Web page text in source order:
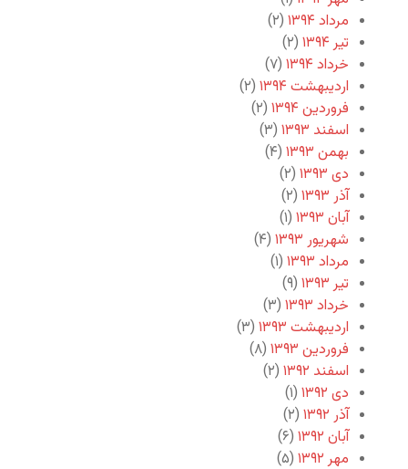
مرداد ۱۳۹۴
(۲)
تیر ۱۳۹۴
(۲)
خرداد ۱۳۹۴
(۷)
اردیبهشت ۱۳۹۴
(۲)
فروردین ۱۳۹۴
(۲)
اسفند ۱۳۹۳
(۳)
بهمن ۱۳۹۳
(۴)
دی ۱۳۹۳
(۲)
آذر ۱۳۹۳
(۲)
آبان ۱۳۹۳
(۱)
شهریور ۱۳۹۳
(۴)
مرداد ۱۳۹۳
(۱)
تیر ۱۳۹۳
(۹)
خرداد ۱۳۹۳
(۳)
اردیبهشت ۱۳۹۳
(۳)
فروردین ۱۳۹۳
(۸)
اسفند ۱۳۹۲
(۲)
دی ۱۳۹۲
(۱)
آذر ۱۳۹۲
(۲)
آبان ۱۳۹۲
(۶)
مهر ۱۳۹۲
(۵)